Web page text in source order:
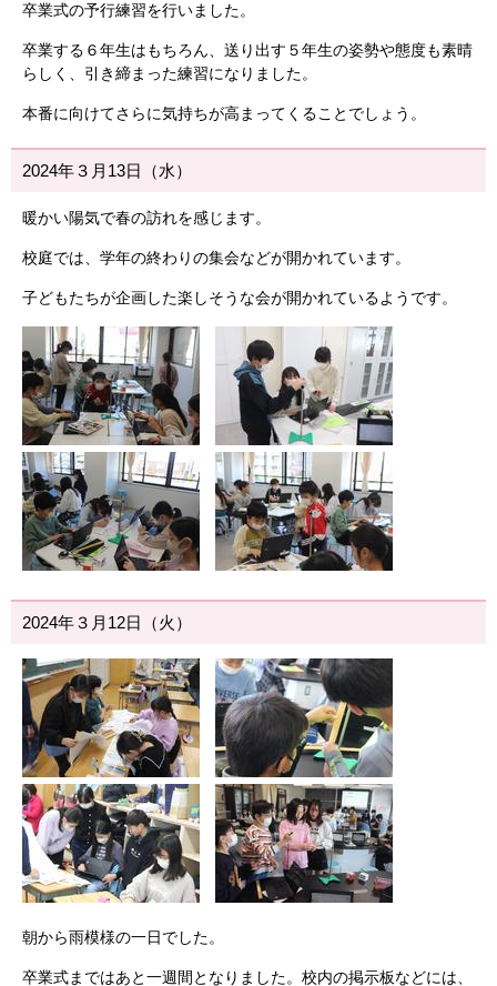
卒業式の予行練習を行いました。
卒業する６年生はもちろん、送り出す５年生の姿勢や態度も素晴
らしく、引き締まった練習になりました。
本番に向けてさらに気持ちが高まってくることでしょう。
2024年３月13日（水）
暖かい陽気で春の訪れを感じます。
校庭では、学年の終わりの集会などが開かれています。
子どもたちが企画した楽しそうな会が開かれているようです。
2024年３月12日（火）
朝から雨模様の一日でした。
卒業式まではあと一週間となりました。校内の掲示板などには、